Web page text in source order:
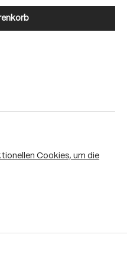
Cookies, um die